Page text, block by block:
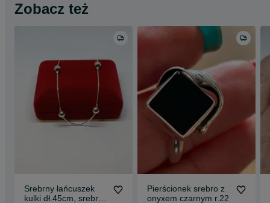
Zobacz też
Srebrny łańcuszek
kulki dł.45cm, srebro
Pierścionek srebro z
onyxem czarnym r.22